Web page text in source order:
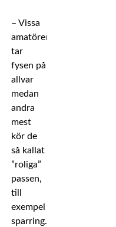
– Vissa
amatörer
tar
fysen på
allvar
medan
andra
mest
kör de
så kallat
”roliga”
passen,
till
exempel
sparring.